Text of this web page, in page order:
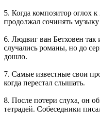
5. Когда композитор оглох
продолжал сочинять
6. Людвиг ван Бетховен
случались романы, но до
дошло.
7. Самые известные свои
когда перестал слышать.
8. После потери слуха, он
тетрадей. Собеседники